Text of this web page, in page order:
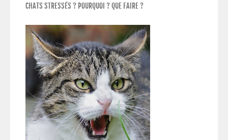
CHATS STRESSÉS ? POURQUOI ? QUE FAIRE ?